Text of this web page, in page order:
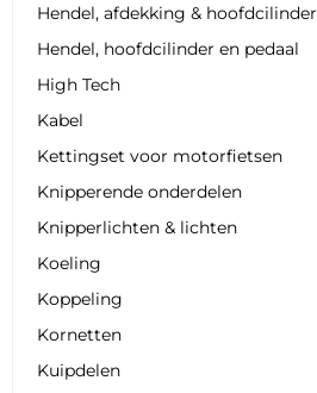
Hendel, afdekking & hoofdcilinder
Hendel, hoofdcilinder en pedaal
High Tech
Kabel
Kettingset voor motorfietsen
Knipperende onderdelen
Knipperlichten & lichten
Koeling
Koppeling
Kornetten
Kuipdelen